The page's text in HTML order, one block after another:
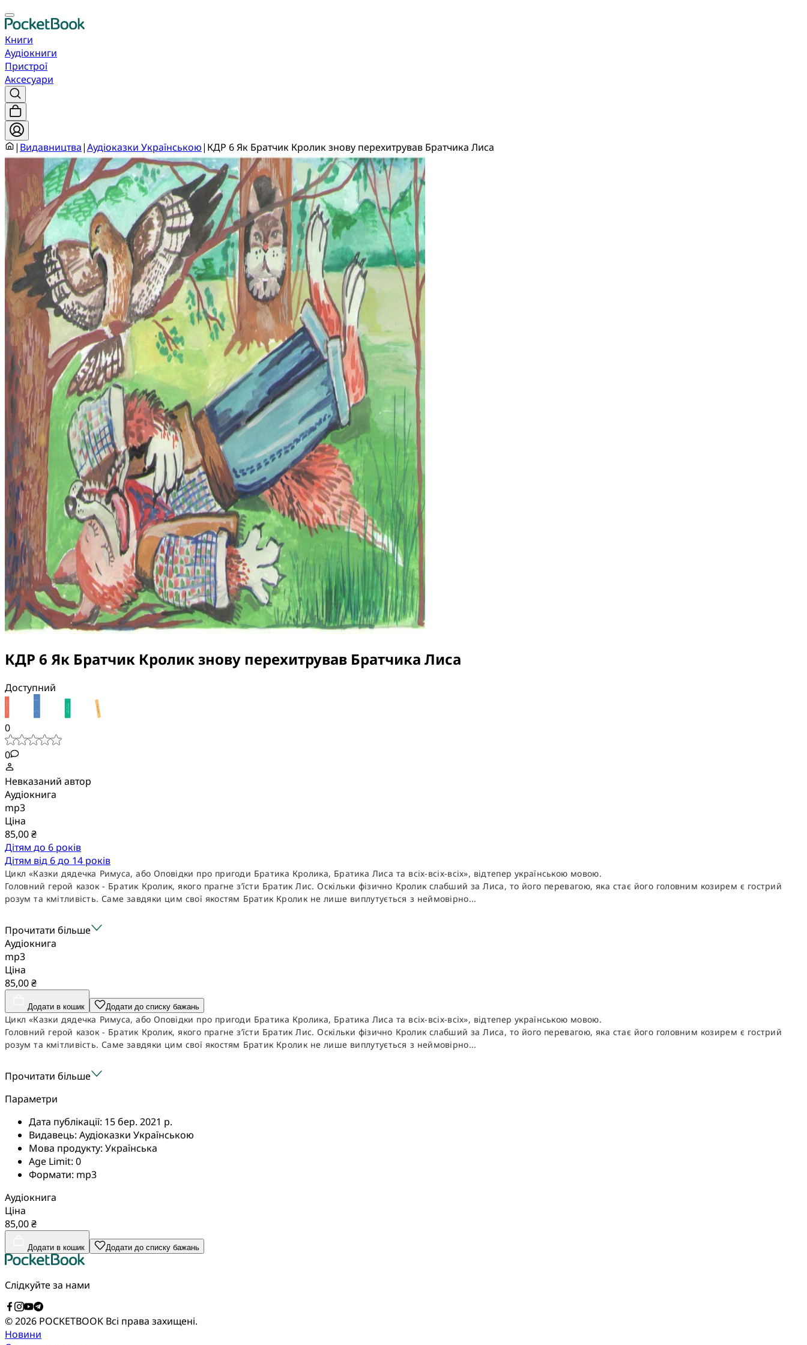
Книги
Аудіокниги
Пристрої
Аксесуари
| Видавництва|Аудіоказки Українською| КДР 6 Як Братчик Кролик знову перехитрував Братчика Лиса
КДР 6 Як Братчик Кролик знову перехитрував Братчика Лиса
Доступний
0
0
Невказаний автор
Аудіокнига
mp3
Ціна
85,00 ₴
Дітям до 6 років
Дітям від 6 до 14 років
Цикл «Казки дядечка Римуса, або Оповідки про пригоди Братика Кролика, Братика Лиса та всіх-всіх-всіх», відтепер українською мовою.
Головний герой казок - Братик Кролик, якого прагне з’їсти Братик Лис. Оскільки фізично Кролик слабший за Лиса, то його перевагою, яка стає його головним козирем є гострий
розум та кмітливість. Саме завдяки цим свої якостям Братик Кролик не лише виплутується з неймовірно...
Прочитати більше
Аудіокнига
mp3
Ціна
85,00 ₴
Додати в кошик Додати до списку бажань
Цикл «Казки дядечка Римуса, або Оповідки про пригоди Братика Кролика, Братика Лиса та всіх-всіх-всіх», відтепер українською мовою.
Головний герой казок - Братик Кролик, якого прагне з’їсти Братик Лис. Оскільки фізично Кролик слабший за Лиса, то його перевагою, яка стає його головним козирем є гострий
розум та кмітливість. Саме завдяки цим свої якостям Братик Кролик не лише виплутується з неймовірно...
Прочитати більше
Параметри
Дата публікації: 15 бер. 2021 р.
Видавець: Аудіоказки Українською
Мова продукту: Українська
Age Limit: 0
Формати: mp3
Аудіокнига
Ціна
85,00 ₴
Додати в кошик Додати до списку бажань
Слідкуйте за нами
© 2026 POCKETBOOK Всі права захищені.
Новини